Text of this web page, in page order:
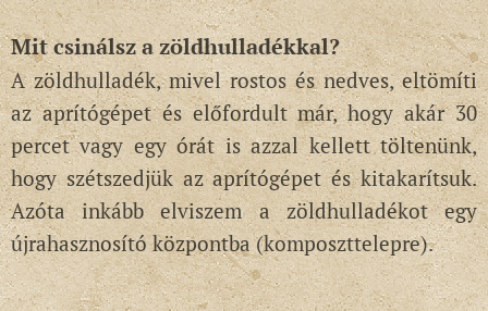
Mit csinálsz a zöldhulladékkal?
A zöldhulladék, mivel rostos és nedves, eltömíti
az aprítógépet és előfordult már, hogy akár 30
percet vagy egy órát is azzal kellett töltenünk,
hogy szétszedjük az aprítógépet és kitakarítsuk.
Azóta inkább elviszem a zöldhulladékot egy
újrahasznosító központba (komposzttelepre).